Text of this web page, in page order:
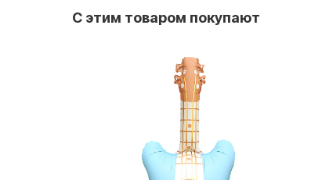
С этим товаром покупают